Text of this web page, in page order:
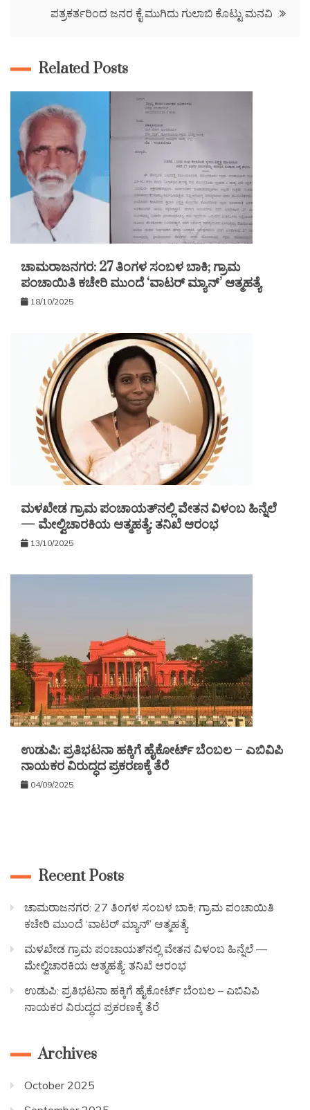
ಪತ್ರಕರ್ತರಿಂದ ಜನರ ಕೈ ಮುಗಿದು ಗುಲಾಬಿ ಕೊಟ್ಟು ಮನವಿ
Related Posts
ಚಾಮರಾಜನಗರ: 27 ತಿಂಗಳ ಸಂಬಳ ಬಾಕಿ; ಗ್ರಾಮ
ಪಂಚಾಯಿತಿ ಕಚೇರಿ ಮುಂದೆ ‘ವಾಟರ್ ಮ್ಯಾನ್’ ಆತ್ಮಹತ್ಯೆ
18/10/2025
ಮಳಖೇಡ ಗ್ರಾಮ ಪಂಚಾಯತ್‌ನಲ್ಲಿ ವೇತನ ವಿಳಂಬ ಹಿನ್ನೆಲೆ
— ಮೇಲ್ವಿಚಾರಕಿಯ ಆತ್ಮಹತ್ಯೆ: ತನಿಖೆ ಆರಂಭ
13/10/2025
ಉಡುಪಿ: ಪ್ರತಿಭಟನಾ ಹಕ್ಕಿಗೆ ಹೈಕೋರ್ಟ್ ಬೆಂಬಲ – ಎಬಿವಿಪಿ
ನಾಯಕರ ವಿರುದ್ಧದ ಪ್ರಕರಣಕ್ಕೆ ತೆರೆ
04/09/2025
Recent Posts
ಚಾಮರಾಜನಗರ: 27 ತಿಂಗಳ ಸಂಬಳ ಬಾಕಿ; ಗ್ರಾಮ ಪಂಚಾಯಿತಿ
ಕಚೇರಿ ಮುಂದೆ ‘ವಾಟರ್ ಮ್ಯಾನ್’ ಆತ್ಮಹತ್ಯೆ
ಮಳಖೇಡ ಗ್ರಾಮ ಪಂಚಾಯತ್‌ನಲ್ಲಿ ವೇತನ ವಿಳಂಬ ಹಿನ್ನೆಲೆ —
ಮೇಲ್ವಿಚಾರಕಿಯ ಆತ್ಮಹತ್ಯೆ: ತನಿಖೆ ಆರಂಭ
ಉಡುಪಿ: ಪ್ರತಿಭಟನಾ ಹಕ್ಕಿಗೆ ಹೈಕೋರ್ಟ್ ಬೆಂಬಲ – ಎಬಿವಿಪಿ
ನಾಯಕರ ವಿರುದ್ಧದ ಪ್ರಕರಣಕ್ಕೆ ತೆರೆ
Archives
October 2025